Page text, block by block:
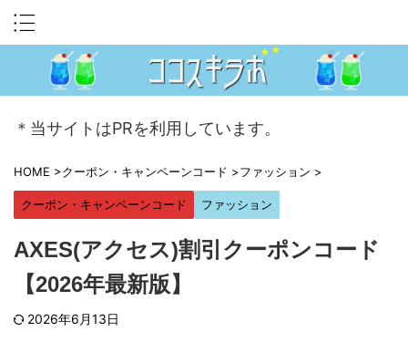
＊当サイトはPRを利用しています。
HOME >クーポン・キャンペーンコード >ファッション >
クーポン・キャンペーンコード ファッション
AXES(アクセス)割引クーポンコード
【2026年最新版】
2026年6月13日